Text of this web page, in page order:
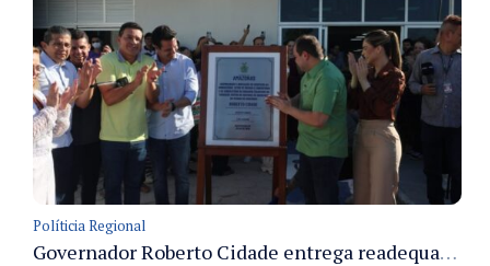
Políticia Regional
Governador Roberto Cidade entrega readequação do ambulatório da FCecon e amplia capacidade de atendimento oncológico em Manaus